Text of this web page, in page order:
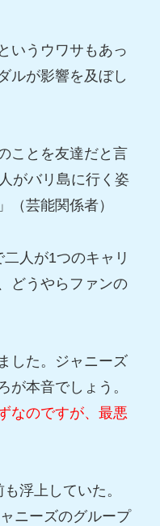
いうウワサもあっ
ルが影響を及ぼし
ことを友達だと言
がバリ島に行く姿
（芸能関係者）
人が1つのキャリ
どうやらファンの
した。ジャニーズ
本音でしょう。
なのですが、最悪
浮上していた。
ニーズのグループ